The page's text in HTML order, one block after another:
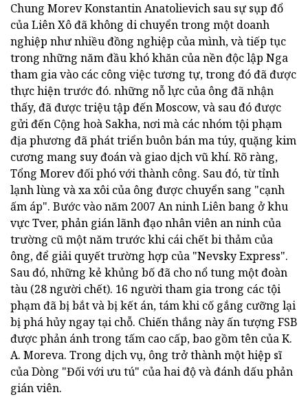
Chung Morev Konstantin Anatolievich sau sự sụp đổ
của Liên Xô đã không di chuyển trong một doanh
nghiệp như nhiều đồng nghiệp của mình, và tiếp tục
trong những năm đầu khó khăn của nền độc lập Nga
tham gia vào các công việc tương tự, trong đó đã được
thực hiện trước đó. những nỗ lực của ông đã nhận
thấy, đã được triệu tập đến Moscow, và sau đó được
gửi đến Cộng hoà Sakha, nơi mà các nhóm tội phạm
địa phương đã phát triển buôn bán ma túy, quặng kim
cương mang suy đoán và giao dịch vũ khí. Rõ ràng,
Tổng Morev đối phó với thành công. Sau đó, từ tỉnh
lạnh lùng và xa xôi của ông được chuyển sang "cạnh
ấm áp". Bước vào năm 2007 An ninh Liên bang ở khu
vực Tver, phản gián lãnh đạo nhân viên an ninh của
trường cũ một năm trước khi cái chết bi thảm của
ông, để giải quyết trường hợp của "Nevsky Express".
Sau đó, những kẻ khủng bố đã cho nổ tung một đoàn
tàu (28 người chết). 16 người tham gia trong các tội
phạm đã bị bắt và bị kết án, tám khi cố gắng cưỡng lại
bị phá hủy ngay tại chỗ. Chiến thắng này ấn tượng FSB
được phản ánh trong tấm cao cấp, bao gồm tên của K.
A. Moreva. Trong dịch vụ, ông trở thành một hiệp sĩ
của Dòng "Đối với ưu tú" của hai độ và đánh dấu phản
gián viên.